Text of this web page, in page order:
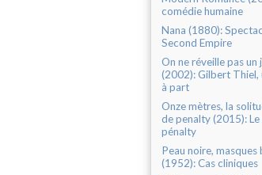
comédie humaine
Nana (1880):
Second Empire
On ne réveille pas un
(2002): Gilbert Thiel,
à part
Onze mètres, la
de penalty (2015): Le
pénalty
Peau noire, masques
(1952): Cas cliniques